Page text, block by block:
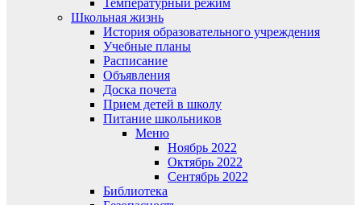
Температурный режим
Школьная жизнь
История образовательного учреждения
Учебные планы
Расписание
Объявления
Доска почета
Прием детей в школу
Питание школьников
Меню
Ноябрь 2022
Октябрь 2022
Сентябрь 2022
Библиотека